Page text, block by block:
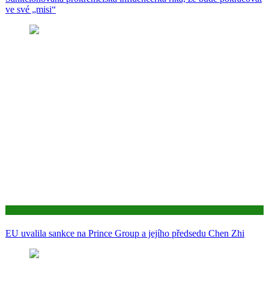
ve své „misi“
EU uvalila sankce na Prince Group a jejího předsedu Chen Zhi